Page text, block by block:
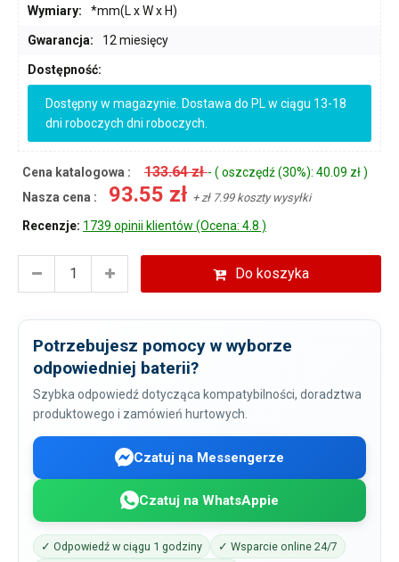
Wymiary: *mm(L x W x H)
Gwarancja: 12 miesięcy
Dostępność:
Dostępny w magazynie. Dostawa do PL w ciągu 13-18
dni roboczych dni roboczych.
Cena katalogowa : 133.64 zł- ( oszczędź (30%): 40.09 zł )
Nasza cena :
93.55 zł + zł 7.99 koszty wysyłki
Recenzje: 1739 opinii klientów (Ocena: 4.8 )
Do koszyka
Potrzebujesz pomocy w wyborze
odpowiedniej baterii?
Szybka odpowiedź dotycząca kompatybilności, doradztwa
produktowego i zamówień hurtowych.
Czatuj na Messengerze
Czatuj na WhatsAppie
✓ Odpowiedź w ciągu 1 godziny
✓ Wsparcie online 24/7